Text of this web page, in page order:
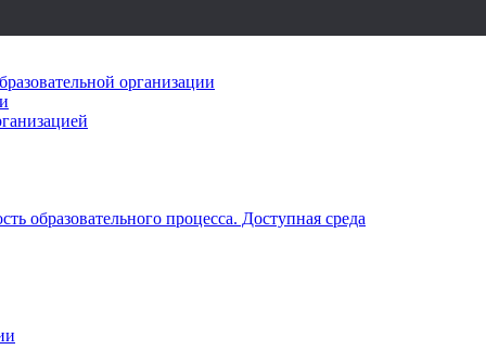
организации
образовательного процесса. Доступная среда